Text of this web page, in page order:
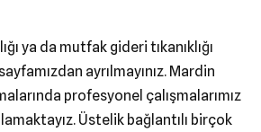
ya da mutfak gideri tıkanıklığı
ayrılmayınız. Mardin
profesyonel çalışmalarımız
Üstelik bağlantılı birçok